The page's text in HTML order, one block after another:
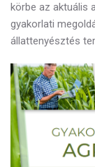
körbe az aktuális
gyakorlati
állattenyésztés